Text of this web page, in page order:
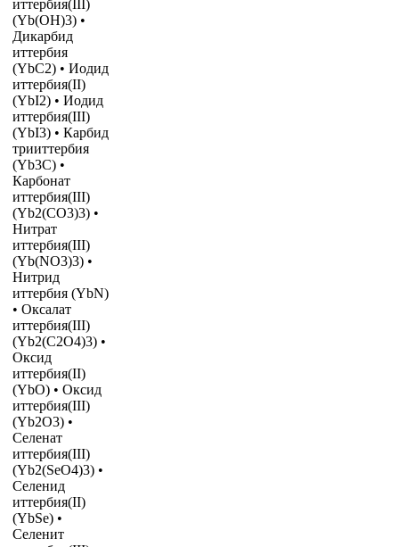
иттербия(III)
(Yb(OH)3) •
Дикарбид
иттербия
(YbC2) • Иодид
иттербия(II)
(YbI2) • Иодид
иттербия(III)
(YbI3) • Карбид
трииттербия
(Yb3C) •
Карбонат
иттербия(III)
(Yb2(CO3)3) •
Нитрат
иттербия(III)
(Yb(NO3)3) •
Нитрид
иттербия (YbN)
• Оксалат
иттербия(III)
(Yb2(C2O4)3) •
Оксид
иттербия(II)
(YbO) • Оксид
иттербия(III)
(Yb2O3) •
Селенат
иттербия(III)
(Yb2(SeO4)3) •
Селенид
иттербия(II)
(YbSe) •
Селенит